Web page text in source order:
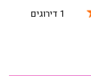
1 דירוגים